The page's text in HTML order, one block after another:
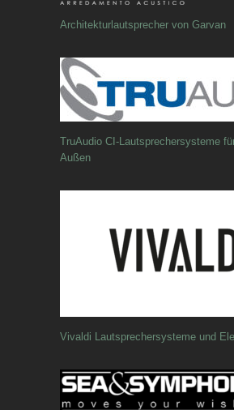
Architekturlautsprecher von Garvan
TruAudio CI-Lautsprechersysteme
Außen
Vivaldi Lautsprechersysteme und